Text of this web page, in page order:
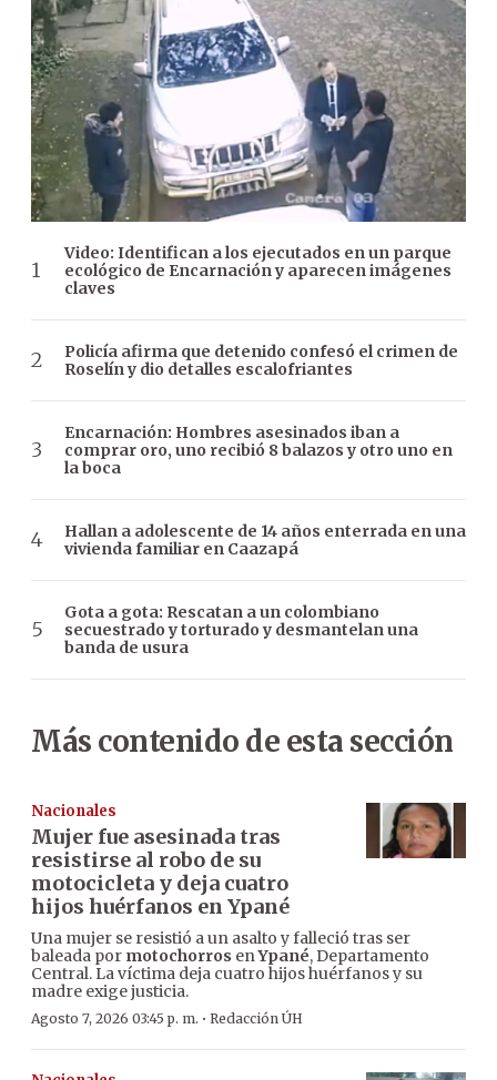
Video: Identifican a los ejecutados en un parque
ecológico de Encarnación y aparecen imágenes
claves
Policía afirma que detenido confesó el crimen de
Roselín y dio detalles escalofriantes
Encarnación: Hombres asesinados iban a
comprar oro, uno recibió 8 balazos y otro uno en
la boca
Hallan a adolescente de 14 años enterrada en una
vivienda familiar en Caazapá
Gota a gota: Rescatan a un colombiano
secuestrado y torturado y desmantelan una
banda de usura
Más contenido de esta sección
Nacionales
Mujer fue asesinada tras
resistirse al robo de su
motocicleta y deja cuatro
hijos huérfanos en Ypané
Una mujer se resistió a un asalto y falleció tras ser
baleada por motochorros enYpané, Departamento
Central. La víctima deja cuatro hijos huérfanos y su
madre exige justicia.
Agosto 7, 2026 03:45 p. m. · Redacción ÚH